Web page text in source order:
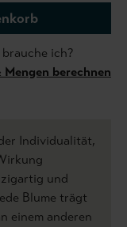
ich?
Mengen berechnen
Individualität,
und
Blume trägt
einem anderen